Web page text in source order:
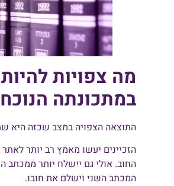
מה צפויות
במתכונתה
התוצאה הצפויה במצב שכזה היא
הזכיינים יעשו מאמץ רב יותר
החוב. אולי גם יישלח יותר
המכתב השני וישלם את חובו.